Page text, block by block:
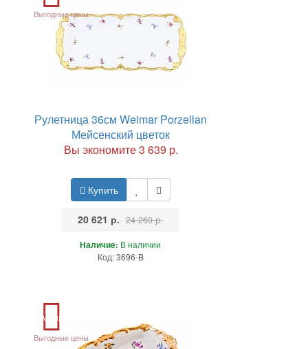
Выгодные цены
Рулетница 36см Weimar Porzellan
Мейсенский цветок
Вы экономите 3 639 р.
Купить
20 621 р. 24 260 р.
Наличие: В наличии
Код: 3696-B
Акция
Выгодные цены